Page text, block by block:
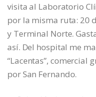
visita al Laboratorio
por la misma ruta: 20
y Terminal Norte.
así. Del hospital me
“Lacentas”, comercial
por San Fernando.